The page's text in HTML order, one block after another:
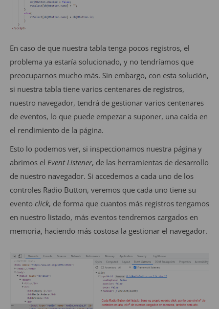
En caso de que nuestra tabla tenga pocos registros, el
problema ya estaría solucionado, y no tendríamos que
preocuparnos mucho más. Sin embargo, con esta solución,
si nuestra tabla tiene varios centenares de registros,
nuestro navegador, tendrá de gestionar varios centenares
de eventos, lo que puede empezar a suponer, una caída en
el rendimiento de la página.
Esto lo podemos ver, si inspeccionamos nuestra página y
abrimos el Event Listener, de las herramientas de desarrollo
de nuestro navegador. Si accedemos a cada uno de los
controles Radio Button, veremos que cada uno tiene su
evento click, de forma que cuantos más registros tengamos
en nuestro listado, más eventos tendremos cargados en
memoria, haciendo más costosa la gestionar el navegador.